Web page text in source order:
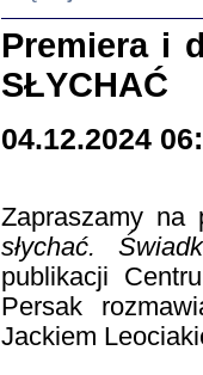
Premiera i
SŁYCHAĆ
04.12.2024
Zapraszamy
słychać.
publikacji
Persak
Jackiem